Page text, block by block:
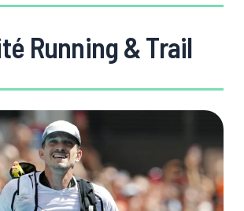
Running & Trail